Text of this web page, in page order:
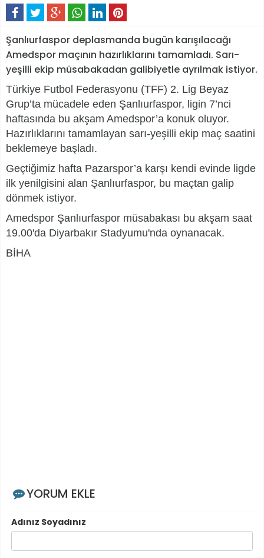
Şanlıurfaspor deplasmanda bugün karışılacağı
Amedspor maçının hazırlıklarını tamamladı. Sarı-
yeşilli ekip müsabakadan galibiyetle ayrılmak istiyor.
Türkiye Futbol Federasyonu (TFF) 2. Lig Beyaz
Grup’ta mücadele eden Şanlıurfaspor, ligin 7’nci
haftasında bu akşam Amedspor’a konuk oluyor.
Hazırlıklarını tamamlayan sarı-yeşilli ekip maç saatini
beklemeye başladı.
Geçtiğimiz hafta Pazarspor’a karşı kendi evinde ligde
ilk yenilgisini alan Şanlıurfaspor, bu maçtan galip
dönmek istiyor.
Amedspor Şanlıurfaspor müsabakası bu akşam saat
19.00'da Diyarbakır Stadyumu'nda oynanacak.
BİHA
YORUM EKLE
Adınız Soyadınız